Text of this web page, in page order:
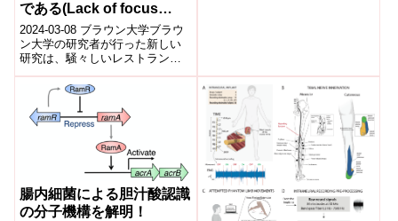
である(Lack of focus
doesn’t equal lack of
intelligence ー it’s proof
of an intricate brain)
2024-03-08 ブラウン大学ブラウ
ン大学の研究者が行った新しい
研究は、騒々しいレストランの
ような環境でも人々が注意を集
中させるための脳の仕組みや、
腸内細菌による胆汁酸認識
の分子機構を解明！